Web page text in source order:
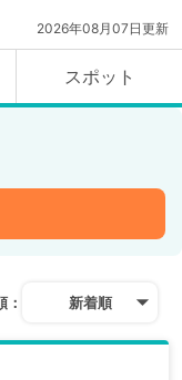
2026年08月07日更新
スポット
： 新着順